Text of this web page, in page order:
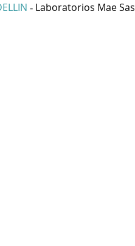
- Laboratorios Mae Sas